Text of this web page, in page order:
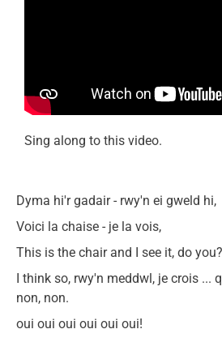
Sing along to this video.
Dyma hi'r gadair - rwy'n ei gweld hi,
Voici la chaise - je la vois,
This is the chair and I see it, do you?
I think so, rwy'n meddwl, je crois ...
non, non.
oui oui oui oui oui oui!